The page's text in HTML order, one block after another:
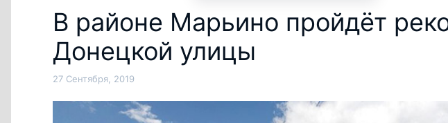
В районе Марьино пройдёт
Донецкой улицы
27 Сентября, 2019